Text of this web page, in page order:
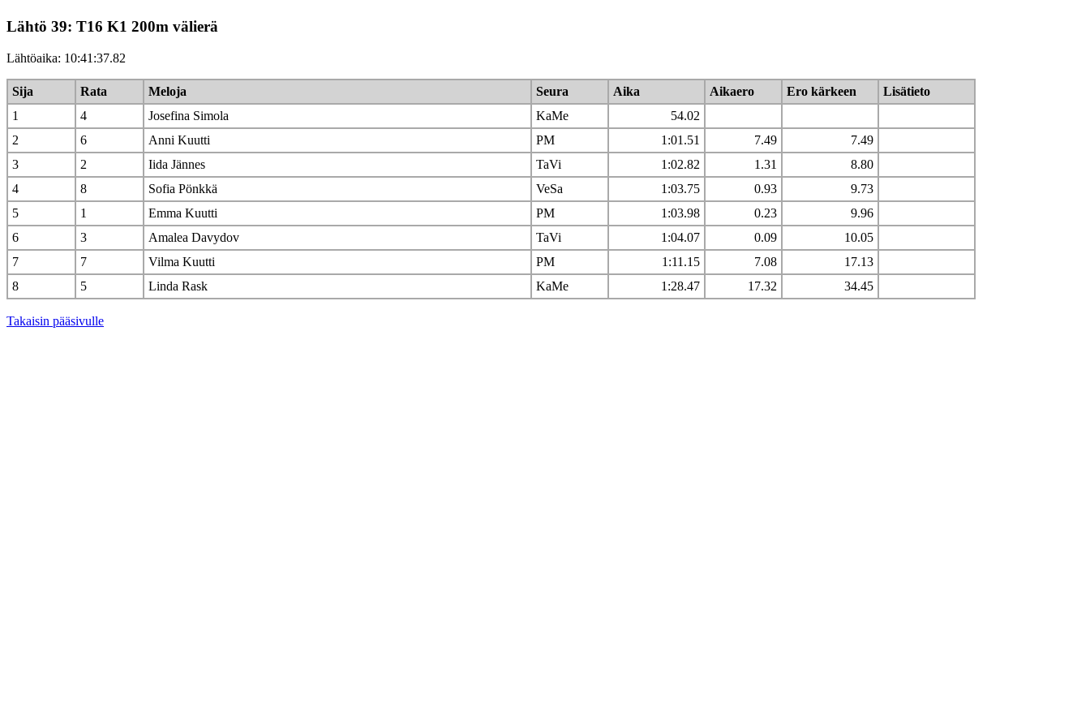
Lähtö 39: T16 K1 200m välierä
Lähtöaika: 10:41:37.82
Sija Rata Meloja Seura Aika Aikaero Ero kärkeen
Lisätieto
1
4 Josefina Simola KaMe
54.02
2
6 Anni Kuutti PM 1:01.51 7.49
7.49
3
2 Iida Jännes TaVi 1:02.82 1.31
8.80
4
8 Sofia Pönkkä VeSa 1:03.75 0.93
9.73
5
1 Emma Kuutti PM 1:03.98 0.23
9.96
6
3 Amalea Davydov TaVi 1:04.07 0.09
10.05
7
7 Vilma Kuutti PM 1:11.15 7.08
17.13
8
5 Linda Rask KaMe 1:28.47 17.32 34.45
Takaisin pääsivulle